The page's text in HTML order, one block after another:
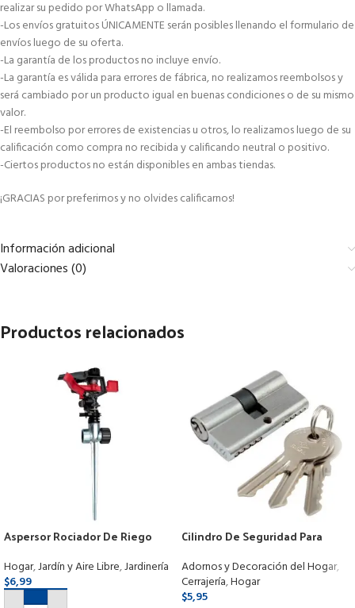
realizar su pedido por WhatsApp o llamada.
-Los envíos gratuitos ÚNICAMENTE serán posibles llenando el formulario de
envíos luego de su oferta.
-La garantía de los productos no incluye envío.
-La garantía es válida para errores de fábrica, no realizamos reembolsos y
será cambiado por un producto igual en buenas condiciones o de su mismo
valor.
-El reembolso por errores de existencias u otros, lo realizamos luego de su
calificación como compra no recibida y calificando neutral o positivo.
-Ciertos productos no están disponibles en ambas tiendas.
¡GRACIAS por preferirnos y no olvides calificarnos!
Información adicional
Valoraciones (0)
Productos relacionados
Aspersor Rociador De Riego
Hogar,Jardín y Aire Libre,Jardinería
$6,99
Cilindro De Seguridad Para
Ita
Adornos y Decoración del Hogar,
Cerrajería,Hogar
$5,95